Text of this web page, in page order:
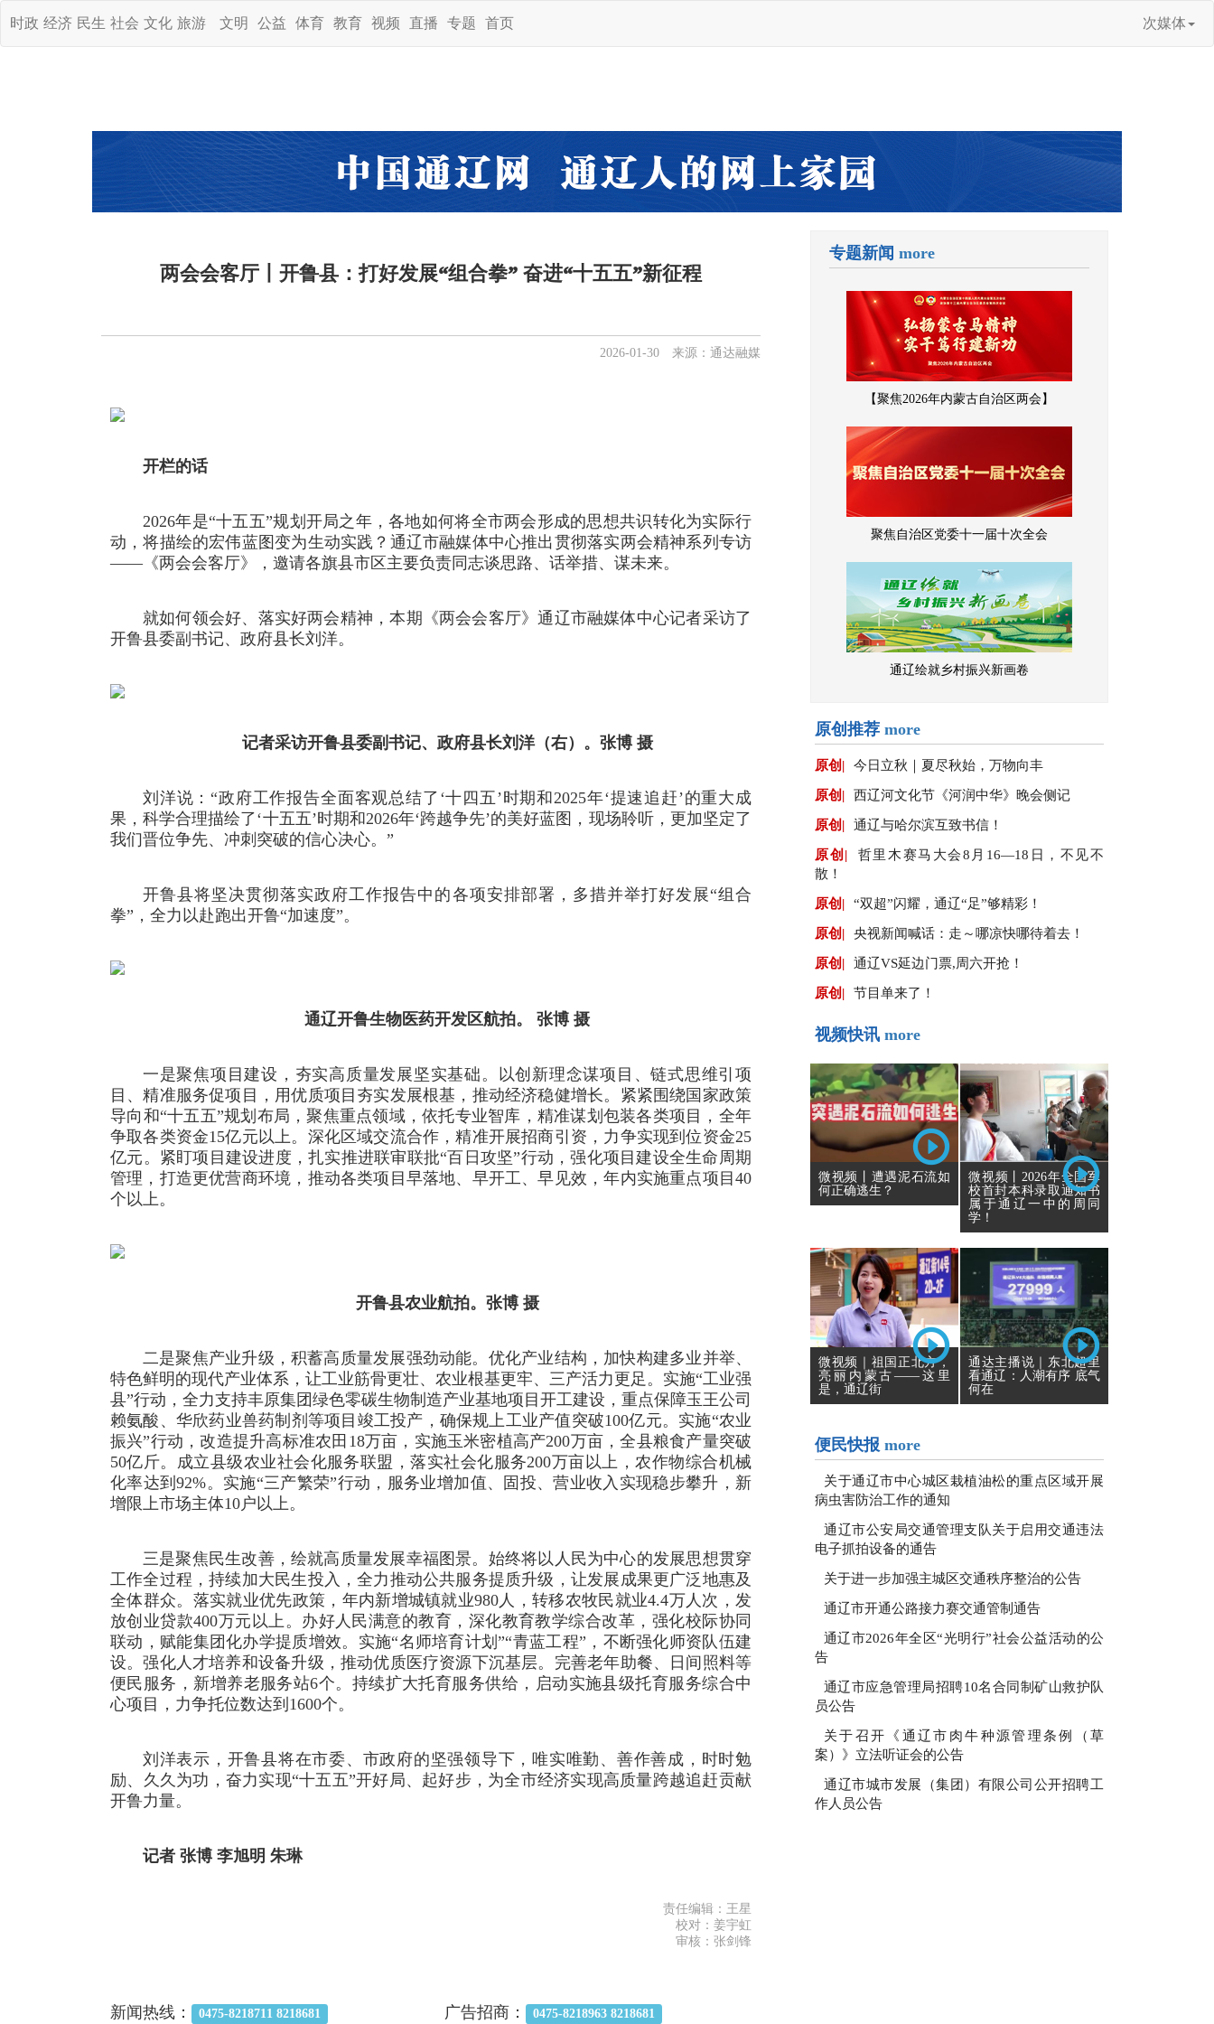
时政 经济 民生 社会 文化 旅游 文明 公益 体育 教育 视频 直播 专题 首页 次媒体
两会会客厅丨开鲁县：打好发展“组合拳” 奋进“十五五”新征程
2026-01-30 来源：通达融媒
开栏的话
2026年是“十五五”规划开局之年，各地如何将全市两会形成的思想共识转化为实际行
动，将描绘的宏伟蓝图变为生动实践？通辽市融媒体中心推出贯彻落实两会精神系列专访
——《两会会客厅》，邀请各旗县市区主要负责同志谈思路、话举措、谋未来。
就如何领会好、落实好两会精神，本期《两会会客厅》通辽市融媒体中心记者采访了
开鲁县委副书记、政府县长刘洋。
记者采访开鲁县委副书记、政府县长刘洋（右）。张博 摄
刘洋说：“政府工作报告全面客观总结了‘十四五’时期和2025年‘提速追赶’的重大成
果，科学合理描绘了‘十五五’时期和2026年‘跨越争先’的美好蓝图，现场聆听，更加坚定了
我们晋位争先、冲刺突破的信心决心。”
开鲁县将坚决贯彻落实政府工作报告中的各项安排部署，多措并举打好发展“组合
拳”，全力以赴跑出开鲁“加速度”。
通辽开鲁生物医药开发区航拍。 张博 摄
一是聚焦项目建设，夯实高质量发展坚实基础。以创新理念谋项目、链式思维引项
目、精准服务促项目，用优质项目夯实发展根基，推动经济稳健增长。紧紧围绕国家政策
导向和“十五五”规划布局，聚焦重点领域，依托专业智库，精准谋划包装各类项目，全年
争取各类资金15亿元以上。深化区域交流合作，精准开展招商引资，力争实现到位资金25
亿元。紧盯项目建设进度，扎实推进联审联批“百日攻坚”行动，强化项目建设全生命周期
管理，打造更优营商环境，推动各类项目早落地、早开工、早见效，年内实施重点项目40
个以上。
开鲁县农业航拍。张博 摄
二是聚焦产业升级，积蓄高质量发展强劲动能。优化产业结构，加快构建多业并举、
特色鲜明的现代产业体系，让工业筋骨更壮、农业根基更牢、三产活力更足。实施“工业强
县”行动，全力支持丰原集团绿色零碳生物制造产业基地项目开工建设，重点保障玉王公司
赖氨酸、华欣药业兽药制剂等项目竣工投产，确保规上工业产值突破100亿元。实施“农业
振兴”行动，改造提升高标准农田18万亩，实施玉米密植高产200万亩，全县粮食产量突破
50亿斤。成立县级农业社会化服务联盟，落实社会化服务200万亩以上，农作物综合机械
化率达到92%。实施“三产繁荣”行动，服务业增加值、固投、营业收入实现稳步攀升，新
增限上市场主体10户以上。
三是聚焦民生改善，绘就高质量发展幸福图景。始终将以人民为中心的发展思想贯穿
工作全过程，持续加大民生投入，全力推动公共服务提质升级，让发展成果更广泛地惠及
全体群众。落实就业优先政策，年内新增城镇就业980人，转移农牧民就业4.4万人次，发
放创业贷款400万元以上。办好人民满意的教育，深化教育教学综合改革，强化校际协同
联动，赋能集团化办学提质增效。实施“名师培育计划”“青蓝工程”，不断强化师资队伍建
设。强化人才培养和设备升级，推动优质医疗资源下沉基层。完善老年助餐、日间照料等
便民服务，新增养老服务站6个。持续扩大托育服务供给，启动实施县级托育服务综合中
心项目，力争托位数达到1600个。
刘洋表示，开鲁县将在市委、市政府的坚强领导下，唯实唯勤、善作善成，时时勉
励、久久为功，奋力实现“十五五”开好局、起好步，为全市经济实现高质量跨越追赶贡献
开鲁力量。
记者 张博 李旭明 朱琳
责任编辑：王星
校对：姜宇虹
审核：张剑锋
新闻热线： 0475-8218711 8218681 广告招商： 0475-8218963 8218681
专题新闻 more
【聚焦2026年内蒙古自治区两会】
聚焦自治区党委十一届十次全会
通辽绘就乡村振兴新画卷
原创推荐 more
原创| 今日立秋｜夏尽秋始，万物向丰
原创| 西辽河文化节《河润中华》晚会侧记
原创| 通辽与哈尔滨互致书信！
原创|
哲里木赛马大会8月16—18日，不见不
散！
原创| “双超”闪耀，通辽“足”够精彩！
原创| 央视新闻喊话：走～哪凉快哪待着去！
原创| 通辽VS延边门票,周六开抢！
原创| 节目单来了！
视频快讯 more
微视频丨遭遇泥石流如
何正确逃生？
微视频丨2026年全国军
校首封本科录取通知书
属于通辽一中的周同
学！
微视频｜祖国正北方，
亮丽内蒙古——这里
是，通辽街
通达主播说｜东北超里
看通辽：人潮有序 底气
何在
便民快报 more
关于通辽市中心城区栽植油松的重点区域开展
病虫害防治工作的通知
通辽市公安局交通管理支队关于启用交通违法
电子抓拍设备的通告
关于进一步加强主城区交通秩序整治的公告
通辽市开通公路接力赛交通管制通告
通辽市2026年全区“光明行”社会公益活动的公
告
通辽市应急管理局招聘10名合同制矿山救护队
员公告
关于召开《通辽市肉牛种源管理条例（草
案）》立法听证会的公告
通辽市城市发展（集团）有限公司公开招聘工
作人员公告